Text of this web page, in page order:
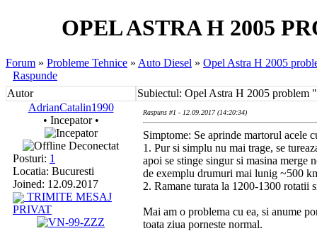
OPEL ASTRA H 2005
Forum » Probleme Tehnice » Auto Diesel » Opel Astra H 2005
Raspunde
Autor
Subiectul: Opel Astra H 2005 problem
AdrianCatalin1990
• Incepator •
Deconectat
Posturi: 1
Locatia: Bucuresti
Joined: 12.09.2017
TRIMITE MESAJ
PRIVAT
Raspuns #1 - 12.09.2017 (14:20:34)
Simptome: Se aprinde martorul acele
1. Pur si simplu nu mai trage, se
apoi se stinge singur si masina merge
de exemplu drumuri mai lunig ~500
2. Ramane turata la 1200-1300 rotatii
Mai am o problema cu ea, si anume
toata ziua porneste normal.